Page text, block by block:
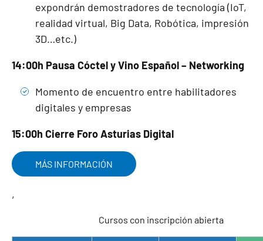
expondrán demostradores de tecnología (IoT,
realidad virtual, Big Data, Robótica, impresión
3D…etc.)
14:00h Pausa Cóctel y Vino Español – Networking
Momento de encuentro entre habilitadores
digitales y empresas
15:00h Cierre Foro Asturias Digital
MÁS INFORMACIÓN
,
Cursos con inscripción abierta